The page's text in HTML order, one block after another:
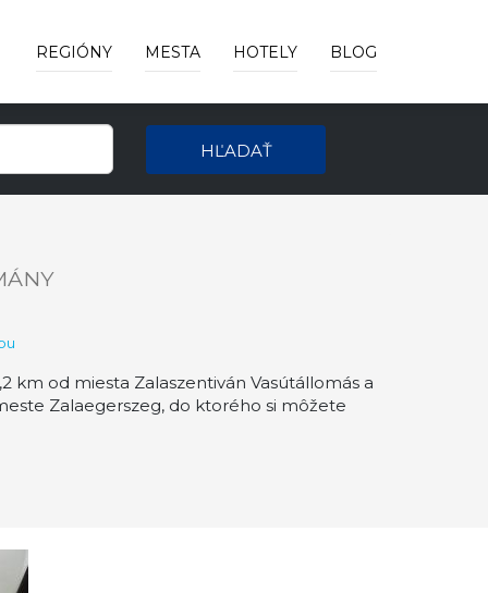
REGIÓNY MESTA HOTELY BLOG
HĽADAŤ
km od miesta Zalaszentiván Vasútállomás a
Zalaegerszeg, do ktorého si môžete